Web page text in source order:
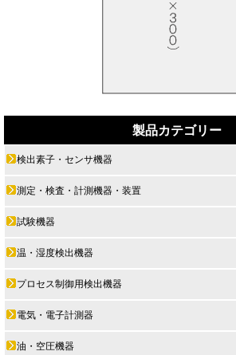
製品カテゴリー
検出素子・センサ機器
測定・検査・計測機器・装置
試験機器
温・湿度検出機器
プロセス制御用検出機器
電気・電子計測器
油・空圧機器